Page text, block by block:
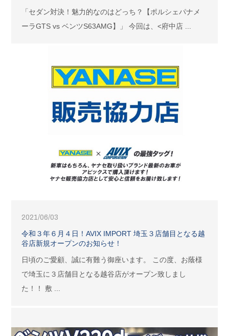
「セダン対決！魅力的なのはどっち？【ポルシェパナメ
ーラGTS vs ベンツS63AMG】」 今回は、<府中店 ...
2021/06/03
令和３年６月４日！AVIX IMPORT 埼玉３店舗目となる越
谷店新規オープンのお知らせ！
日頃のご愛顧、誠に有難う御座います。 この度、お蔭様
で埼玉に３店舗目となる越谷店がオープン致しまし
た！！ 敷 ...